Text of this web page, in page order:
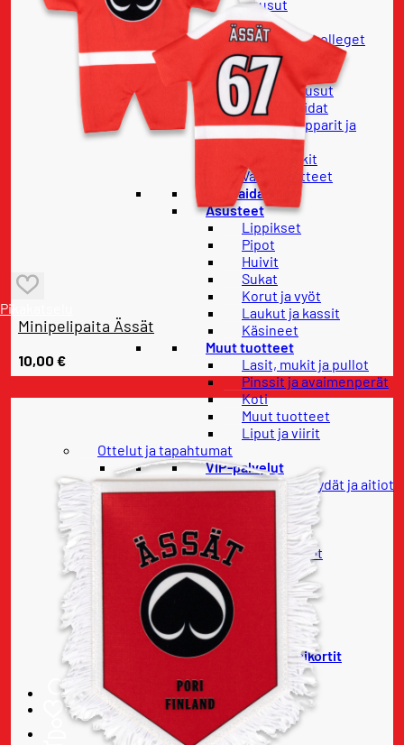
Housut
Paidat
Hupparit ja colleget
Takit
Lapset
Lasten housut
Lasten paidat
Lasten hupparit ja
colleget
Lasten takit
Vauvatuotteet
Pelipaidat
Asusteet
Lippikset
Pipot
Huivit
Sukat
Korut ja vyöt
Laukut ja kassit
Käsineet
Muut tuotteet
Lasit, mukit ja pullot
Pinssit ja avaimenperät
Koti
Muut tuotteet
Liput ja viirit
Ottelut ja tapahtumat
VIP-palvelut
Ravintolapöydät ja aitiot
Pataklubi
Otteluliput
Lippupaketit
Konsertit
Onnitteluviesti
67-klubi
Kausikortit
Uudet kausikortit
Uusittavat kausikortit
Pikakatselu
Minipelipaita Ässät
10,00 €